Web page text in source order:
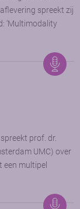
spreekt zij
‘Multimodality
prof. dr.
UMC) over
een multipel